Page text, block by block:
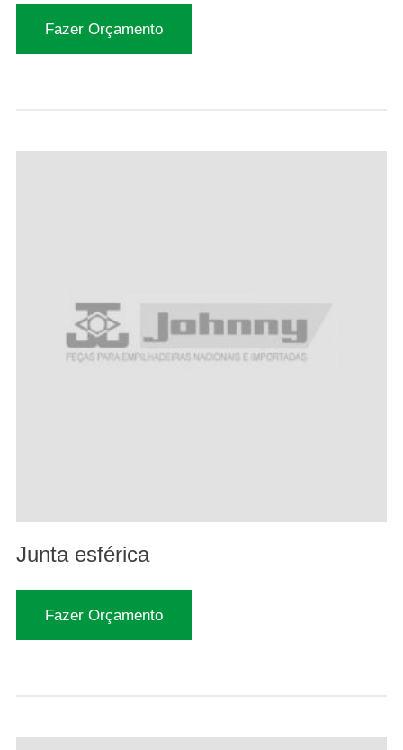
Fazer Orçamento
Junta esférica
Fazer Orçamento